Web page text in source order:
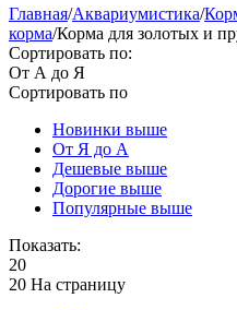
Главная/Аквариумистика/
корма/Корма для золотых и
Сортировать по:
От А до Я
Сортировать по
Новинки выше
От Я до А
Дешевые выше
Дорогие выше
Популярные выше
Показать:
20
20 На страницу